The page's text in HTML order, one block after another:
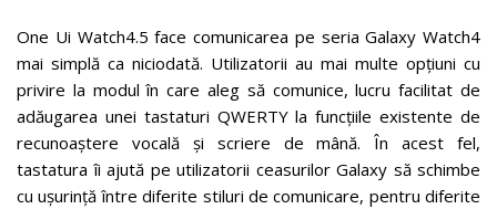
One Ui Watch4.5 face comunicarea pe seria Galaxy Watch4
mai simplă ca niciodată. Utilizatorii au mai multe opțiuni cu
privire la modul în care aleg să comunice, lucru facilitat de
adăugarea unei tastaturi QWERTY la funcțiile existente de
recunoaștere vocală și scriere de mână. În acest fel,
tastatura îi ajută pe utilizatorii ceasurilor Galaxy să schimbe
cu ușurință între diferite stiluri de comunicare, pentru diferite